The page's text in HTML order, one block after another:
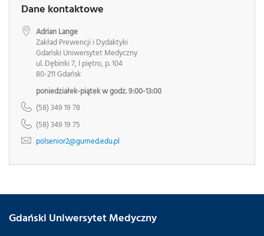
Dane kontaktowe
Adrian Lange
Zakład Prewencji i Dydaktyki
Gdański Uniwersytet Medyczny
ul. Dębinki 7, I piętro, p. 104
80-211 Gdańsk
poniedziałek-piątek w godz. 9:00-13:00
(58) 349 19 78
(58) 349 19 75
polsenior2@gumed.edu.pl
Gdański Uniwersytet Medyczny